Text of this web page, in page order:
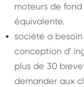
moteurs de
équivalente.
société a
conception d'
plus de 30
demander aux